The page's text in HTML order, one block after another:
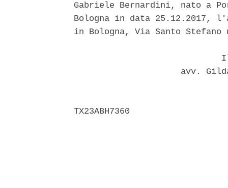
Gabriele Bernardini, nato a
Bologna in data 25.12.2017,
in Bologna, Via Santo
avv.